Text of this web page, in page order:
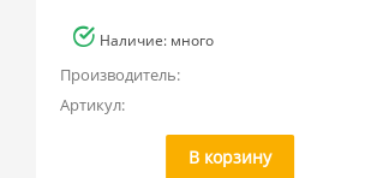
Наличие: много
Производитель:
Артикул:
В корзину